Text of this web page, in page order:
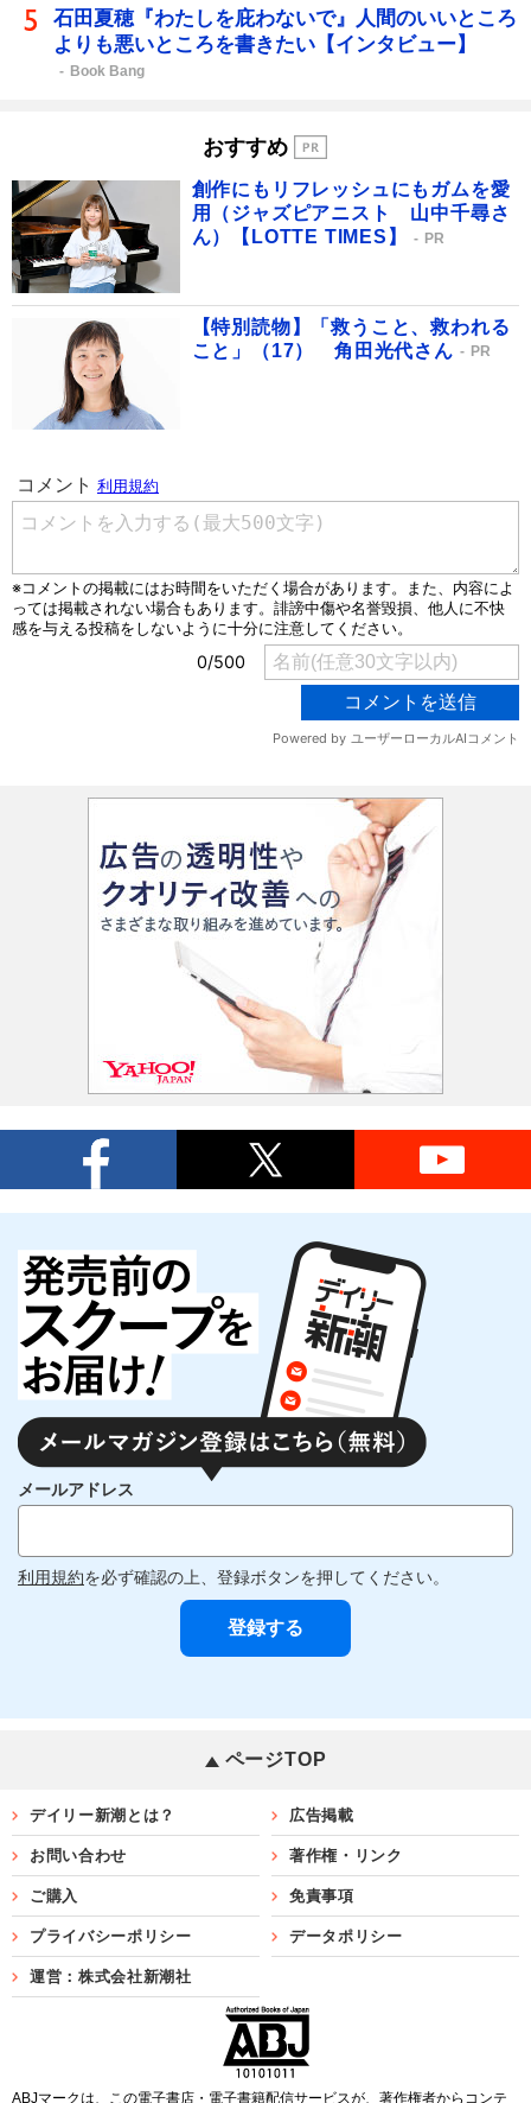
石田夏穂『わたしを庇わないで』人間のいいところ
よりも悪いところを書きたい【インタビュー】
Book Bang
おすすめ
創作にもリフレッシュにもガムを愛
用（ジャズピアニスト 山中千尋さ
ん）【LOTTE TIMES】
PR
【特別読物】「救うこと、救われる
こと」（17） 角田光代さん
PR
メールアドレス
利用規約を必ず確認の上、登録ボタンを押してください。
ページTOP
デイリー新潮とは？ 広告掲載
お問い合わせ 著作権・リンク
ご購入 免責事項
プライバシーポリシー データポリシー
運営：株式会社新潮社
ABJマークは、この電子書店・電子書籍配信サービスが、著作権者からコンテ